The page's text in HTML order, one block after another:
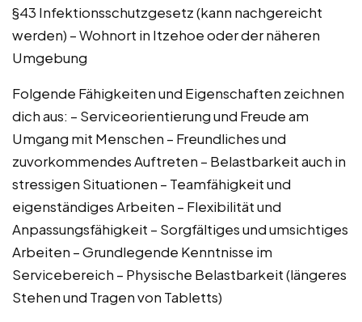
§43 Infektionsschutzgesetz (kann nachgereicht
werden) – Wohnort in Itzehoe oder der näheren
Umgebung
Folgende Fähigkeiten und Eigenschaften zeichnen
dich aus: – Serviceorientierung und Freude am
Umgang mit Menschen – Freundliches und
zuvorkommendes Auftreten – Belastbarkeit auch in
stressigen Situationen – Teamfähigkeit und
eigenständiges Arbeiten – Flexibilität und
Anpassungsfähigkeit – Sorgfältiges und umsichtiges
Arbeiten – Grundlegende Kenntnisse im
Servicebereich – Physische Belastbarkeit (längeres
Stehen und Tragen von Tabletts)